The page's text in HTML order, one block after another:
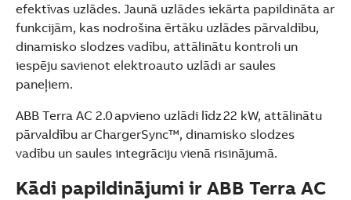
Suggestions
Products
Shopping list preview
efektīvas uzlādes. Jaunā uzlādes iekārta papildināta ar
funkcijām, kas nodrošina ērtāku uzlādes pārvaldību,
dinamisko slodzes vadību, attālinātu kontroli un
iespēju savienot elektroauto uzlādi ar saules
paneļiem.
ABB Terra AC 2.0 apvieno uzlādi līdz 22 kW, attālinātu
pārvaldību ar ChargerSync™, dinamisko slodzes
vadību un saules integrāciju vienā risinājumā.
Kādi papildinājumi ir ABB Terra AC